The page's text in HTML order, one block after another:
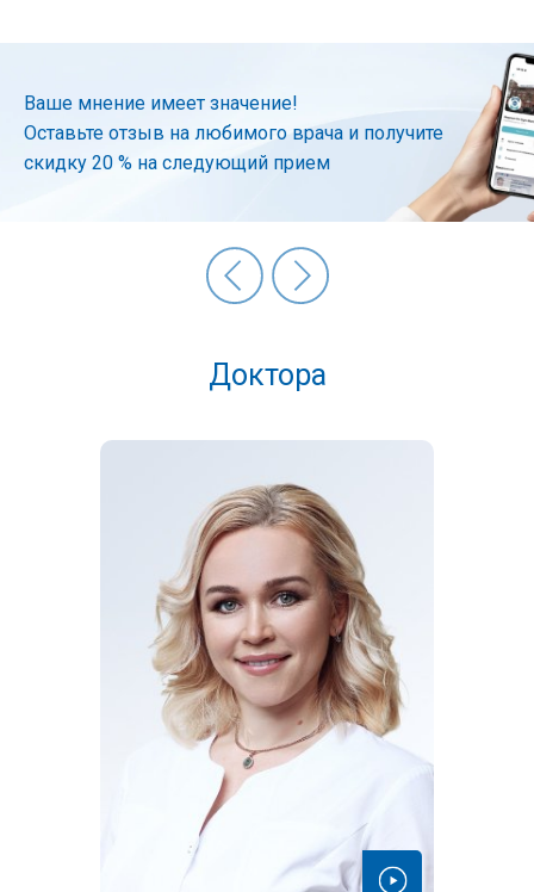
Полипы эндометрия могут сопровождаться расстройствами
менструального цикла: проблемами с зачатием,
интенсивными менструациями, непредсказуемыми
кровотечениями до или после менструальных выделений, а
также в период менопаузы.
Ваше мнение имеет значение!
Оставьте отзыв на любимого врача и получите
скидку 20 % на следующий прием
Доктора